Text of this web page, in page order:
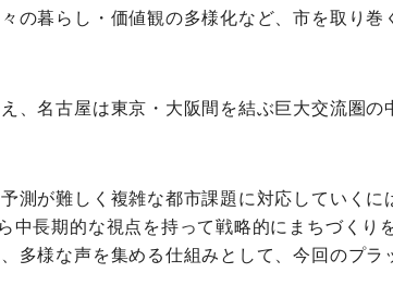
の暮らし・価値観の多様化など、市を取り巻
、名古屋は東京・大阪間を結ぶ巨大交流圏の
測が難しく複雑な都市課題に対応していくに
中長期的な視点を持って戦略的にまちづくり
多様な声を集める仕組みとして、今回のプラ